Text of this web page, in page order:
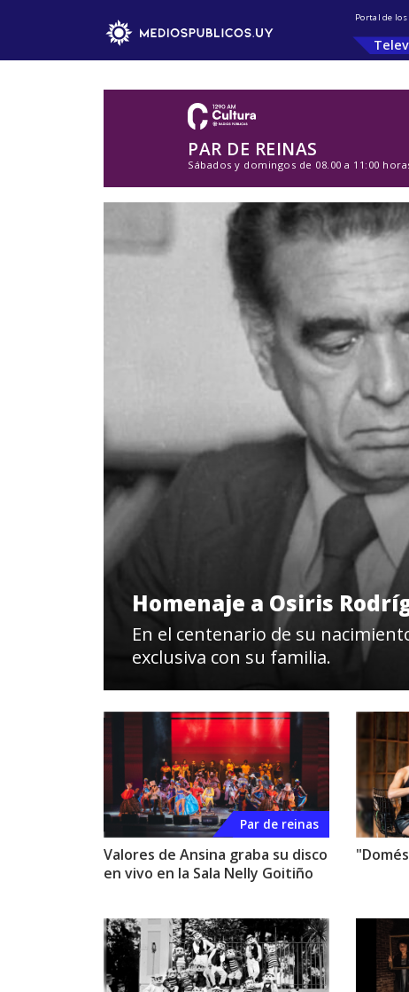
Portal de
PAR DE REINAS
Sábados y domingos de 08.00 a 11:00
Homenaje a Osiris
En el centenario de su
exclusiva con su familia.
Par de reinas
Valores de Ansina graba su disco
en vivo en la Sala Nelly Goitiño